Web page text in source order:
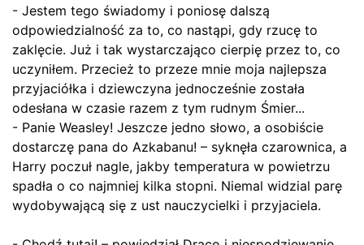
- Jestem tego świadomy i poniosę dalszą
odpowiedzialność za to, co nastąpi, gdy rzucę to
zaklęcie. Już i tak wystarczająco cierpię przez to, co
uczyniłem. Przecież to przeze mnie moja najlepsza
przyjaciółka i dziewczyna jednocześnie została
odesłana w czasie razem z tym rudnym Śmier...
- Panie Weasley! Jeszcze jedno słowo, a osobiście
dostarczę pana do Azkabanu! – syknęła czarownica, a
Harry poczuł nagle, jakby temperatura w powietrzu
spadła o co najmniej kilka stopni. Niemal widzial parę
wydobywającą się z ust nauczycielki i przyjaciela.